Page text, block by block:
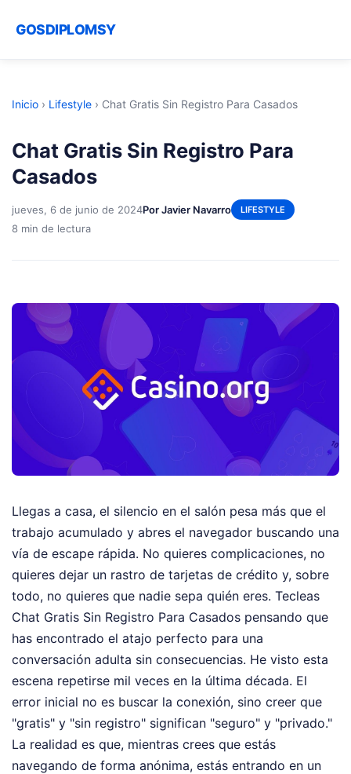
GOSDIPLOMSY
Inicio › Lifestyle › Chat Gratis Sin Registro Para Casados
Chat Gratis Sin Registro Para
Casados
jueves, 6 de junio de 2024Por Javier Navarro LIFESTYLE
8 min de lectura
Llegas a casa, el silencio en el salón pesa más que el
trabajo acumulado y abres el navegador buscando una
vía de escape rápida. No quieres complicaciones, no
quieres dejar un rastro de tarjetas de crédito y, sobre
todo, no quieres que nadie sepa quién eres. Tecleas
Chat Gratis Sin Registro Para Casados pensando que
has encontrado el atajo perfecto para una
conversación adulta sin consecuencias. He visto esta
escena repetirse mil veces en la última década. El
error inicial no es buscar la conexión, sino creer que
"gratis" y "sin registro" significan "seguro" y "privado."
La realidad es que, mientras crees que estás
navegando de forma anónima, estás entrando en un